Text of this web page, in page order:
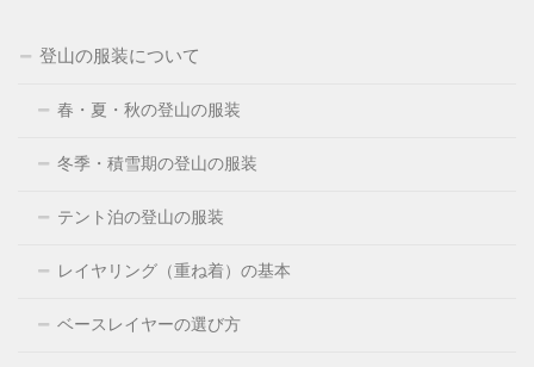
登山の服装について
春・夏・秋の登山の服装
冬季・積雪期の登山の服装
テント泊の登山の服装
レイヤリング（重ね着）の基本
ベースレイヤーの選び方